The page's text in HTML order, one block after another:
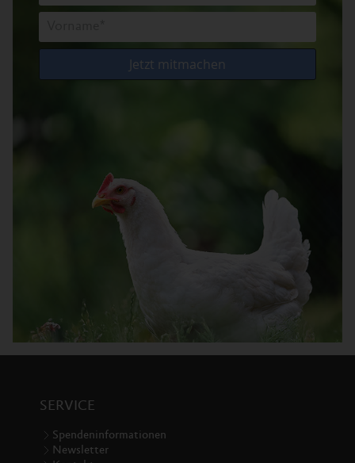
SERVICE
Spendeninformationen
Newsletter